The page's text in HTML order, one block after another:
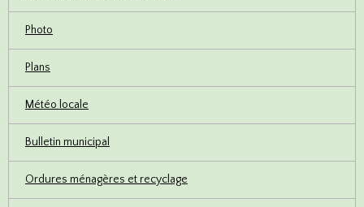
Photo
Plans
Météo locale
Bulletin municipal
Ordures ménagères et recyclage